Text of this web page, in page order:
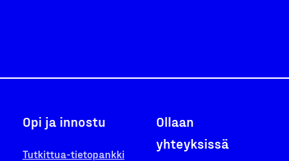
Opi ja innostu
Tutkittua-tietopankki
Ollaan
yhteyksissä